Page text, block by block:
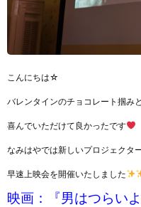
こんにちは☆
バレンタインのチョコレート掴み
喜んでいただけて良かったです
なみはやでは新しいプロジェクタ
早速上映会を開催いたしました
映画：『男はつらい